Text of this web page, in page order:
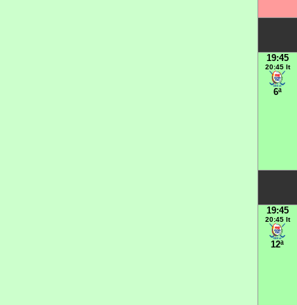
19:45
20:45 It
6ª
19:45
20:45 It
12ª